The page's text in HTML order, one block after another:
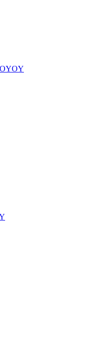
OYOY